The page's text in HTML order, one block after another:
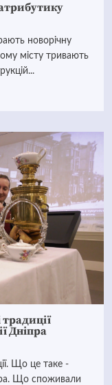
новорічну
місту тривають
Дніпра
Що це таке -
Що споживали